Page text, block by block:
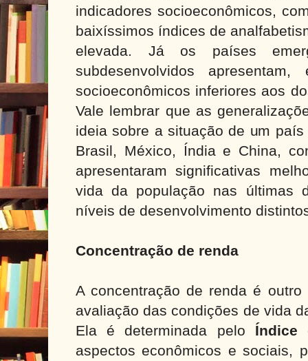
indicadores socioeconômicos,
baixíssimos índices de
elevada. Já os países
subdesenvolvidos
socioeconômicos inferiores aos
Vale lembrar que as
ideia sobre a situação de um
Brasil, México, Índia e China,
apresentaram significativas
vida da população nas últimas
níveis de desenvolvimento
Concentração de renda
A concentração de renda é
avaliação das condições de vida
Ela é determinada pelo Índice
aspectos econômicos e sociais,